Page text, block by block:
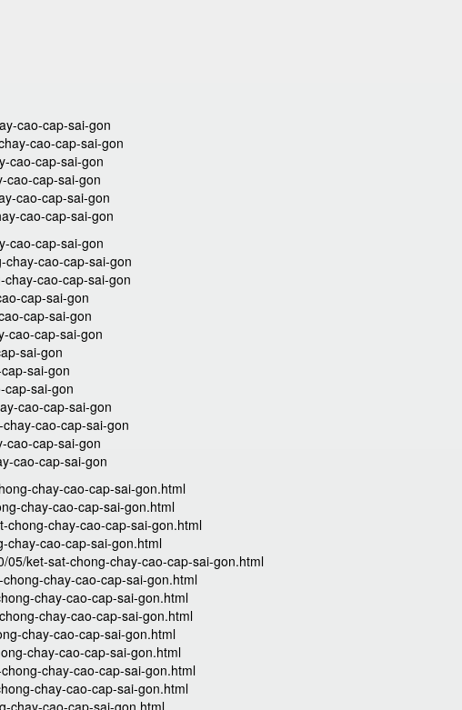
cao-cap-sai-gon
cao-cap-sai-gon
cao-cap-sai-gon
cao-cap-sai-gon
cao-cap-sai-gon
cao-cap-sai-gon
cao-cap-sai-gon
chay-cao-cap-sai-gon
cao-cap-sai-gon
cap-sai-gon
cap-sai-gon
cao-cap-sai-gon
sai-gon
sai-gon
cap-sai-gon
cao-cap-sai-gon
cao-cap-sai-gon
cao-cap-sai-gon
cao-cap-sai-gon
chay-cao-cap-sai-gon.html
chay-cao-cap-sai-gon.html
chong-chay-cao-cap-sai-gon.html
chay-cao-cap-sai-gon.html
05/ket-sat-chong-chay-cao-cap-sai-gon.html
chay-cao-cap-sai-gon.html
chay-cao-cap-sai-gon.html
chay-cao-cap-sai-gon.html
chay-cao-cap-sai-gon.html
chay-cao-cap-sai-gon.html
chay-cao-cap-sai-gon.html
chay-cao-cap-sai-gon.html
chay-cao-cap-sai-gon.html